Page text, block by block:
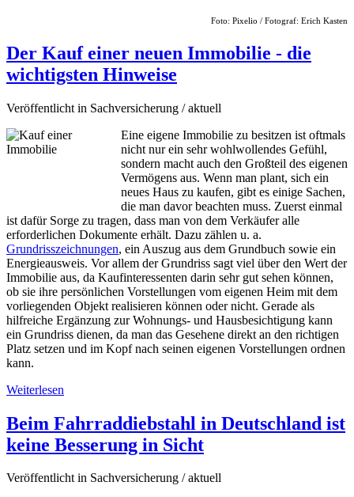
Foto: Pixelio / Fotograf: Erich Kasten
Der Kauf einer neuen Immobilie - die
wichtigsten Hinweise
Veröffentlicht in Sachversicherung / aktuell
Eine eigene Immobilie zu besitzen ist oftmals
nicht nur ein sehr wohlwollendes Gefühl,
sondern macht auch den Großteil des eigenen
Vermögens aus. Wenn man plant, sich ein
neues Haus zu kaufen, gibt es einige Sachen,
die man davor beachten muss. Zuerst einmal
ist dafür Sorge zu tragen, dass man von dem Verkäufer alle
erforderlichen Dokumente erhält. Dazu zählen u. a.
Grundrisszeichnungen, ein Auszug aus dem Grundbuch sowie ein
Energieausweis. Vor allem der Grundriss sagt viel über den Wert der
Immobilie aus, da Kaufinteressenten darin sehr gut sehen können,
ob sie ihre persönlichen Vorstellungen vom eigenen Heim mit dem
vorliegenden Objekt realisieren können oder nicht. Gerade als
hilfreiche Ergänzung zur Wohnungs- und Hausbesichtigung kann
ein Grundriss dienen, da man das Gesehene direkt an den richtigen
Platz setzen und im Kopf nach seinen eigenen Vorstellungen ordnen
kann.
Weiterlesen
Beim Fahrraddiebstahl in Deutschland ist
keine Besserung in Sicht
Veröffentlicht in Sachversicherung / aktuell